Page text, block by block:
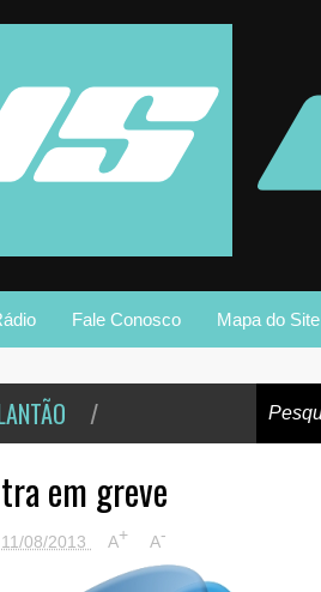
Fale Conosco Mapa do Site
/
em greve
11/08/2013 A+ A-